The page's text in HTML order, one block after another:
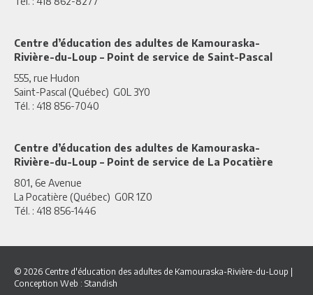
Centre d’éducation des adultes de Kamouraska-
Rivière-du-Loup – Point de service de Saint-Pascal
555, rue Hudon
Saint-Pascal (Québec) G0L 3Y0
Tél. : 418 856-7040
Centre d’éducation des adultes de Kamouraska-
Rivière-du-Loup – Point de service de La Pocatière
801, 6e Avenue
La Pocatière (Québec) G0R 1Z0
Tél. : 418 856-1446
© 2026 Centre d'éducation des adultes de Kamouraska-Rivière-du-Loup
Conception Web : Standish